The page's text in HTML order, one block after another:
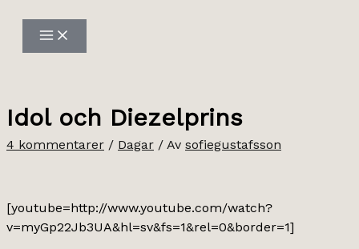
innehåll
Idol och Diezelprins
4 kommentarer / Dagar / Av sofiegustafsson
[youtube=http://www.youtube.com/watch?
v=myGp22Jb3UA&hl=sv&fs=1&rel=0&border=1]